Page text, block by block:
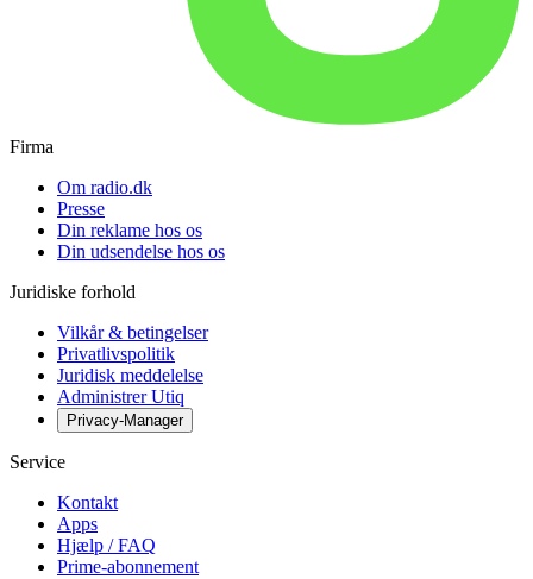
Firma
Om radio.dk
Presse
Din reklame hos os
Din udsendelse hos os
Juridiske forhold
Vilkår & betingelser
Privatlivspolitik
Juridisk meddelelse
Administrer Utiq
Privacy-Manager
Service
Kontakt
Apps
Hjælp / FAQ
Prime-abonnement